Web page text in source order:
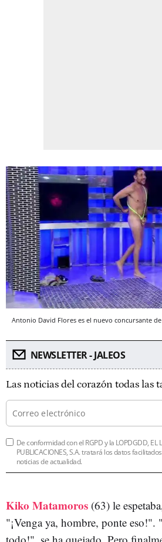
Antonio David Flores es el nuevo concursante
NEWSLETTER - JALEOS
Las noticias del corazón todas las
De conformidad con el RGPD y la LOPDGDD, EL
PUBLICACIONES, S.A. tratará los datos
noticias de actualidad.
Kiko Matamoros (63) le
"¡Venga ya, hombre, ponte eso!".